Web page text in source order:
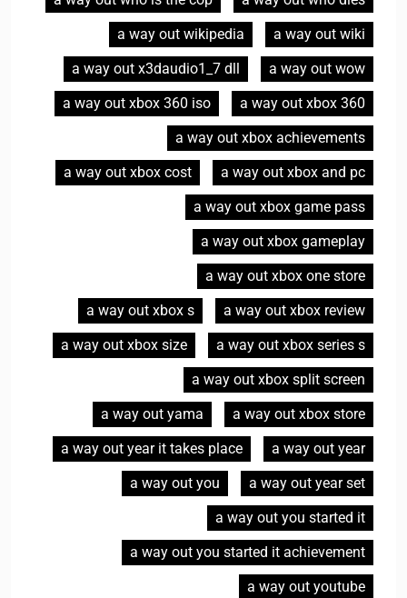
a way out wiki
a way out wikipedia
a way out wow
a way out x3daudio1_7 dll
a way out xbox 360
a way out xbox 360 iso
a way out xbox achievements
a way out xbox and pc
a way out xbox cost
a way out xbox game pass
a way out xbox gameplay
a way out xbox one store
a way out xbox review
a way out xbox s
a way out xbox series s
a way out xbox size
a way out xbox split screen
a way out xbox store
a way out yama
a way out year
a way out year it takes place
a way out year set
a way out you
a way out you started it
a way out you started it achievement
a way out youtube